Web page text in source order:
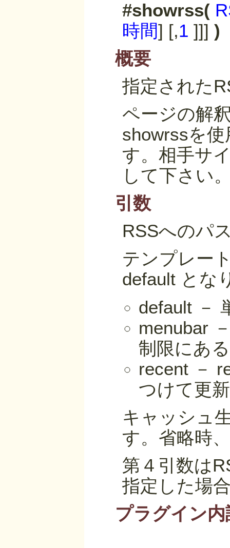
#showrss(
時間] [,1 ]]])
概要
指定された
ページの解
showrssを
す。相手サ
して下さい
引数
RSSへのパ
テンプレー
default とな
default －
menubar
制限にあ
recent －
つけて更
キャッシュ
す。省略時
第４引数は
指定した場
プラグイン内